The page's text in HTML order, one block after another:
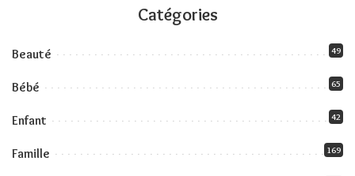
Catégories
Beauté 49
Bébé 65
Enfant 42
Famille 169